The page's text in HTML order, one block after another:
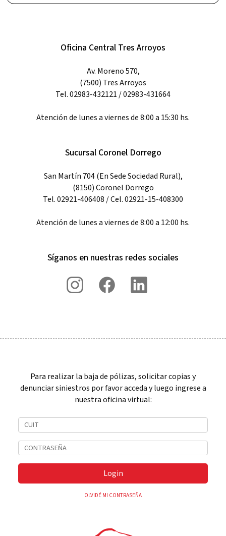
Oficina Central Tres Arroyos
Av. Moreno 570,
(7500) Tres Arroyos
Tel. 02983-432121 / 02983-431664
Atención de lunes a viernes de 8:00 a 15:30 hs.
Sucursal Coronel Dorrego
San Martín 704 (En Sede Sociedad Rural),
(8150) Coronel Dorrego
Tel. 02921-406408 / Cel. 02921-15-408300
Atención de lunes a viernes de 8:00 a 12:00 hs.
Síganos en nuestras redes sociales
Para realizar la baja de pólizas, solicitar copias y
denunciar siniestros por favor acceda y luego ingrese a
nuestra oficina virtual:
Login
OLVIDÉ MI CONTRASEÑA